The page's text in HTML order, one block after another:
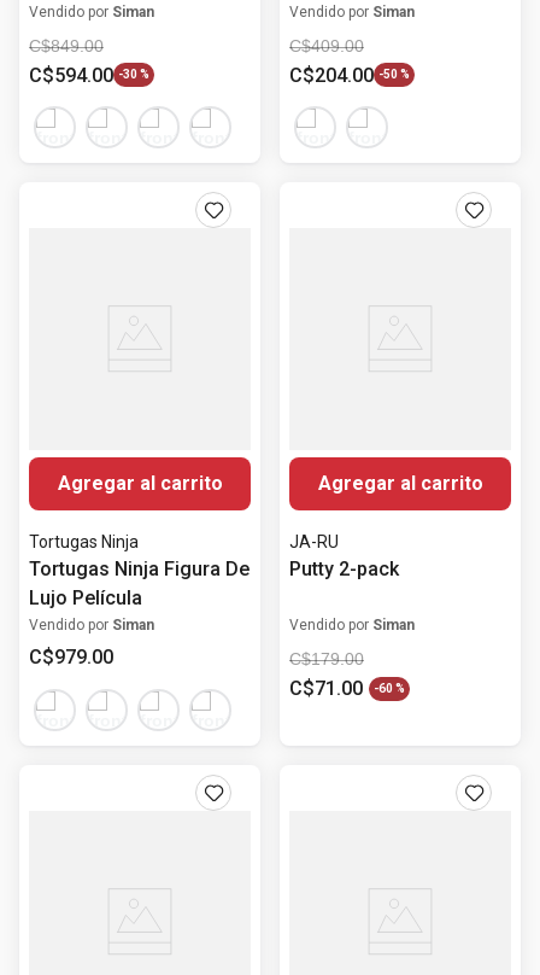
Profesiones
Vendido por Siman
C$849.00
C$594.00 -30 %
Vendido por Siman
C$409.00
C$204.00 -50 %
Agregar al carrito
Tortugas Ninja
Tortugas Ninja Figura De
Lujo Película
Vendido por Siman
C$979.00
Agregar al carrito
JA-RU
Putty 2-pack
Vendido por Siman
C$179.00
C$71 .00 -60 %